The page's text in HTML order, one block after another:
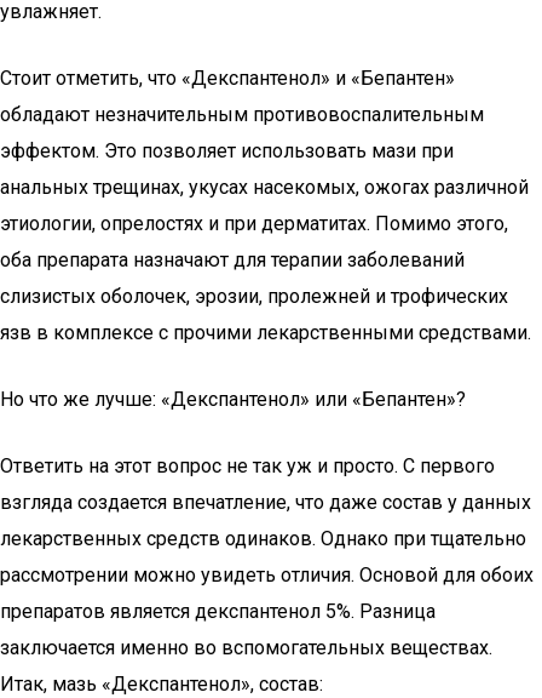
увлажняет.
Стоит отметить, что «Декспантенол» и «Бепантен»
обладают незначительным противовоспалительным
эффектом. Это позволяет использовать мази при
анальных трещинах, укусах насекомых, ожогах различной
этиологии, опрелостях и при дерматитах. Помимо этого,
оба препарата назначают для терапии заболеваний
слизистых оболочек, эрозии, пролежней и трофических
язв в комплексе с прочими лекарственными средствами.
Но что же лучше: «Декспантенол» или «Бепантен»?
Ответить на этот вопрос не так уж и просто. С первого
взгляда создается впечатление, что даже состав у данных
лекарственных средств одинаков. Однако при тщательно
рассмотрении можно увидеть отличия. Основой для обоих
препаратов является декспантенол 5%. Разница
заключается именно во вспомогательных веществах.
Итак, мазь «Декспантенол», состав: